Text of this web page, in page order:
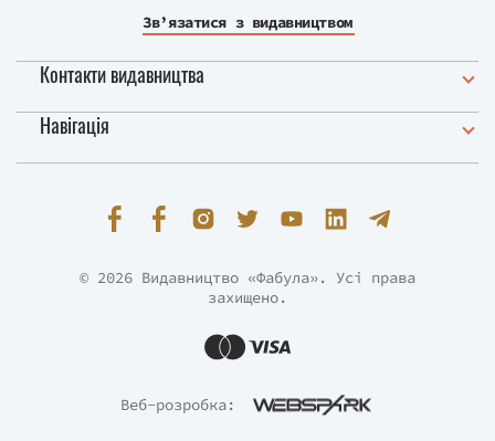
Зв’язатися з видавництвом
Контакти видавництва
Навігація
Веб-розробка:
© 2026 Видавництво «Фабула». Усі права
захищено.